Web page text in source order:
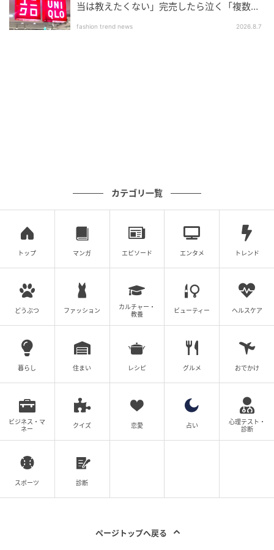
当は教えたくない」完売したら泣く「複数買
fashion trend news 2026.8.7
カテゴリ一覧
トップ マンガ エピソード エンタメ トレンド
どうぶつ ファッション
カルチャー・
教養
ビューティー ヘルスケア
暮らし 住まい レシピ グルメ おでかけ
ビジネス・マ
ネー
クイズ 恋愛 占い
心理テスト・
診断
スポーツ 診断
ページトップへ戻る